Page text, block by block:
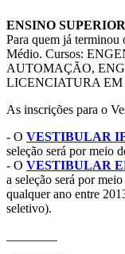
ENSINO SUPERIOR
Para quem já terminou
Médio. Cursos:
AUTOMAÇÃO,
LICENCIATURA
As inscrições para o
- O VESTIBULAR
seleção será por meio
- O VESTIBULAR
a seleção será por
qualquer ano entre
seletivo).